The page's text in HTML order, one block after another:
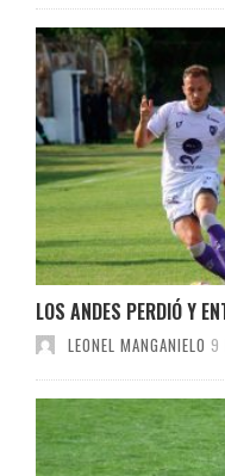
LOS ANDES PERDIÓ Y
LEONEL MANGANIELO 9